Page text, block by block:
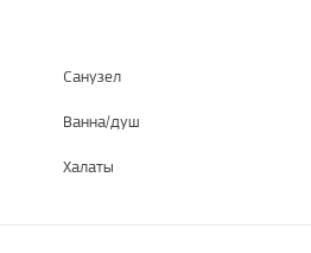
Санузел
Ванна/душ
Халаты